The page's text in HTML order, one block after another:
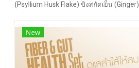
(Psyllium Husk Flake) ขิงสกัดเย็น (Ginger)
New